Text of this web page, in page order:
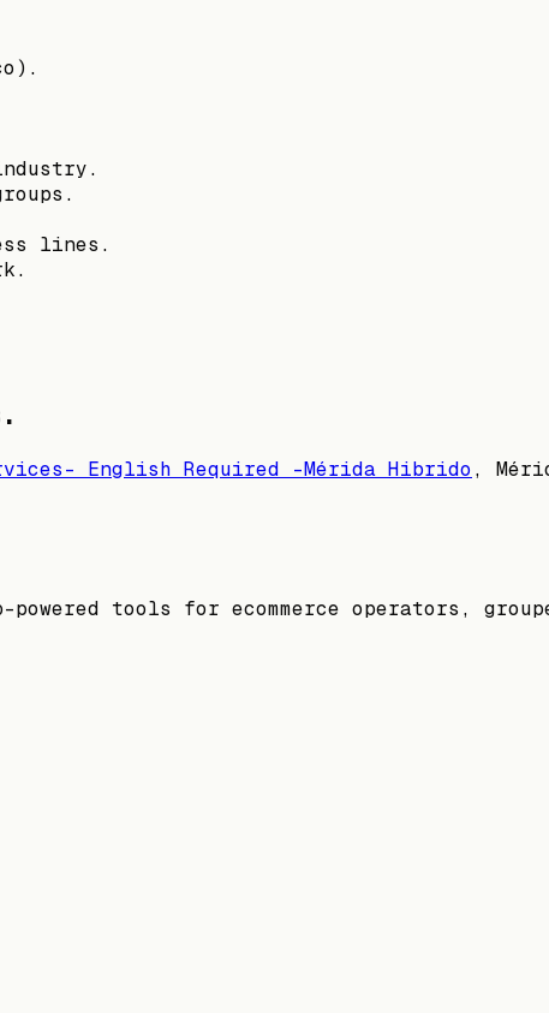
lines.
English Required -Mérida Hibrido ,
tools for ecommerce operators,